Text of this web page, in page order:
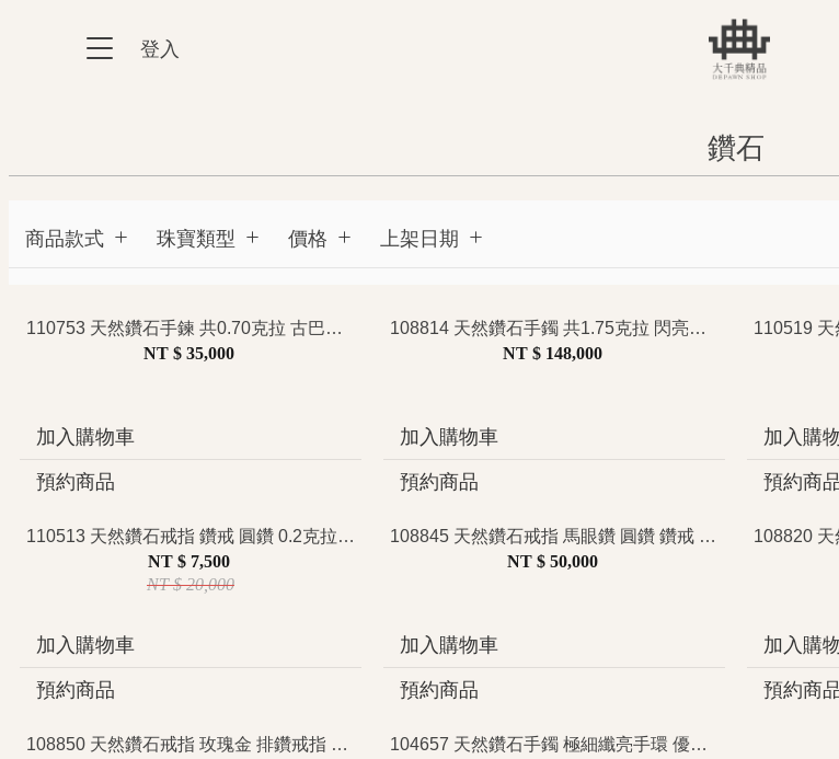
::: 登入
鑽石
商品款式 珠寶類型 價格 上架日期
110753 天然鑽石手鍊 共0.70克拉 古巴鍊排鑽設計 率性高級 中性時髦 簡約百搭
NT $ 35,000
加入購物車
預約商品
108814 天然鑽石手鐲 共1.75克拉 閃亮一字排鑽設計 經典款 俐落高雅 時尚百搭 極簡風格
NT $ 148,000
加入購物車
預約商品
加入購
預約商
110513 天然鑽石戒指 鑽戒 圓鑽 0.2克拉 訂婚新人推薦 沉穩純淨 俐落知性 經典簡約 特價
NT $ 7,500
NT $ 20,000
加入購物車
預約商品
108845 天然鑽石戒指 馬眼鑽 圓鑽 鑽戒 雙層設計 立體層次 滿鑽鑲嵌 精緻閃耀 日常百搭 疊戴推薦
NT $ 50,000
加入購物車
預約商品
加入購
預約商
108850 天然鑽石戒指 玫瑰金 排鑽戒指 低調奢華 簡約時尚 日常百搭
104657 天然鑽石手鐲 極細纖亮手環 優雅秀氣 簡約日常 輕珠寶推薦